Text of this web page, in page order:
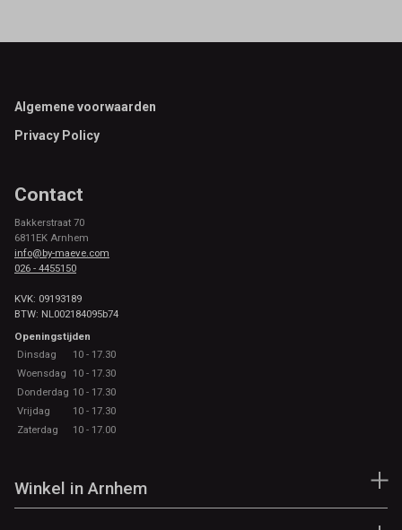
Footer
Algemene voorwaarden
Privacy Policy
Contact
Bakkerstraat 70
6811EK Arnhem
info@by-maeve.com
026 - 4455150
KVK: 09193189
BTW: NL002184095b74
Openingstijden
Dinsdag
10 - 17.30
Woensdag
10 - 17.30
Donderdag 10 - 17.30
Vrijdag
10 - 17.30
Zaterdag
10 - 17.00
Winkel in Arnhem